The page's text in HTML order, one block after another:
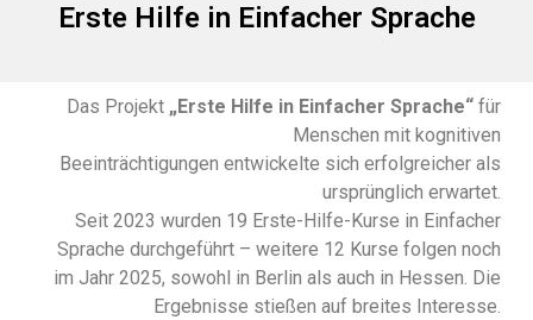
Erste Hilfe in Einfacher Sprache
Das Projekt „Erste Hilfe in Einfacher Sprache“für
Menschen mit kognitiven
Beeinträchtigungen entwickelte sich erfolgreicher als
ursprünglich erwartet.
Seit 2023 wurden 19 Erste-Hilfe-Kurse in Einfacher
Sprache durchgeführt – weitere 12 Kurse folgen noch
im Jahr 2025, sowohl in Berlin als auch in Hessen. Die
Ergebnisse stießen auf breites Interesse.